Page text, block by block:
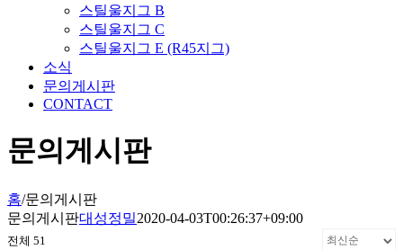
스틸울지그 B
스틸울지그 C
스틸울지그 E (R45지그)
소식
문의게시판
CONTACT
문의게시판
홈/문의게시판
문의게시판대성정밀2020-04-03T00:26:37+09:00
전체 51